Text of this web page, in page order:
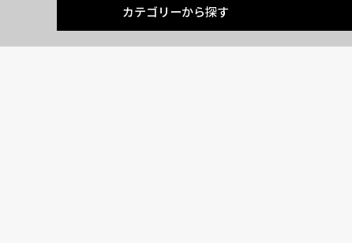
カテゴリーから探す